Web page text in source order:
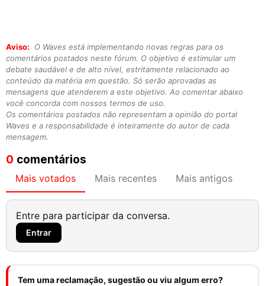
Aviso:
O Waves está implementando novas regras para os
comentários postados neste fórum. O objetivo é estimular um
debate saudável e de alto nível, estritamente relacionado ao
conteúdo da matéria em questão. Só serão aprovadas as
mensagens que atenderem a este objetivo. Ao comentar abaixo
você concorda com nossos termos de uso.
Os comentários postados não representam a opinião do portal
Waves e a responsabilidade é inteiramente do autor de cada
mensagem.
0 comentários
Mais votados Mais recentes Mais antigos
Entre para participar da conversa.
Entrar
Tem uma reclamação, sugestão ou viu algum erro?